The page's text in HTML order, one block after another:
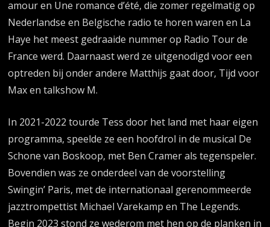
amour en Une romance d’été, die zomer regelmatig op
Nederlandse en Belgische radio te horen waren en La
Haye het meest gedraaide nummer op Radio Tour de
France werd. Daarnaast werd ze uitgenodigd voor een
optreden bij onder andere Matthijs gaat door, Tijd voor
Max en talkshow M.
In 2021-2022 tourde Tess door het land met haar eigen
programma, speelde ze een hoofdrol in de musical De
Schone van Boskoop, met Ben Cramer als tegenspeler.
Bovendien was ze onderdeel van de voorstelling
Swingin’ Paris, met de internationaal gerenommeerde
jazztrompettist Michael Varekamp en The Legends.
Begin 2023 stond ze wederom met hen op de planken in